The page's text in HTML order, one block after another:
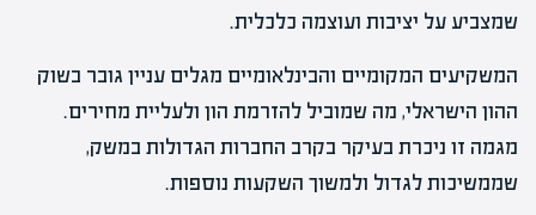
שמצביע על יציבות ועוצמה כלכלית.
המשקיעים המקומיים והבינלאומיים מגלים עניין גובר בשוק
ההון הישראלי, מה שמוביל להזרמת הון ולעליית מחירים.
מגמה זו ניכרת בעיקר בקרב החברות הגדולות במשק,
שממשיכות לגדול ולמשוך השקעות נוספות.